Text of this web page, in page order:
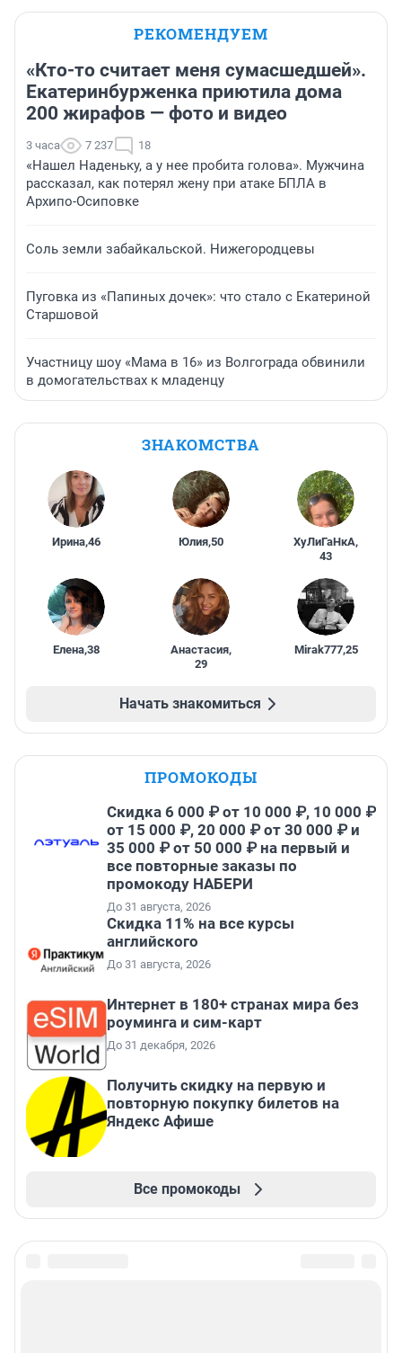
РЕКОМЕНДУЕМ
«Кто-то считает меня сумасшедшей».
Екатеринбурженка приютила дома
200 жирафов — фото и видео
3 часа 7 237 18
«Нашел Наденьку, а у нее пробита голова». Мужчина
рассказал, как потерял жену при атаке БПЛА в
Архипо-Осиповке
Соль земли забайкальской. Нижегородцевы
Пуговка из «Папиных дочек»: что стало с Екатериной
Старшовой
Участницу шоу «Мама в 16» из Волгограда обвинили
в домогательствах к младенцу
ЗНАКОМСТВА
Ирина,46 Юлия,50 ХуЛиГаНкА,
43
Елена,38 Анастасия,
29
Mirak777,25
Начать знакомиться
ПРОМОКОДЫ
Скидка 6 000 ₽ от 10 000 ₽, 10 000 ₽
от 15 000 ₽, 20 000 ₽ от 30 000 ₽ и
35 000 ₽ от 50 000 ₽ на первый и
все повторные заказы по
промокоду НАБЕРИ
До 31 августа, 2026
Скидка 11% на все курсы
английского
До 31 августа, 2026
Интернет в 180+ странах мира без
роуминга и сим-карт
До 31 декабря, 2026
Получить скидку на первую и
повторную покупку билетов на
Яндекс Афише
Все промокоды